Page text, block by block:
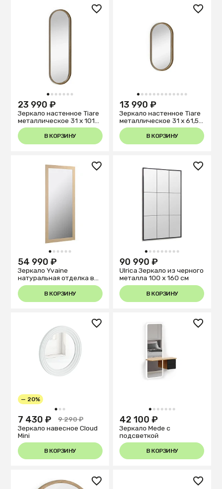
1 2 3 4 5 6 7
23 990 ₽
Зеркало настенное Tiare
металлическое 31 x 101
см
В КОРЗИНУ
1 2 3 4 5 6 7 8 9 10111213
13 990 ₽
Зеркало настенное Tiare
металлическое 31 x 61,5
см
В КОРЗИНУ
1 2 3 4 5 6
54 990 ₽
Зеркало Yvaine
натуральная отделка в
широкой раме 80 x 180
cm
В КОРЗИНУ
1 2 3 4 5 6 7 8 9
90 990 ₽
Ulrica Зеркало из черного
металла 100 x 160 см
В КОРЗИНУ
1 2 3
— 20%
7 430 ₽
9 290 ₽
Зеркало навесное Cloud
Mini
В КОРЗИНУ
1 2 3 4 5 6 7
42 100 ₽
Зеркало Mede с
подсветкой
В КОРЗИНУ